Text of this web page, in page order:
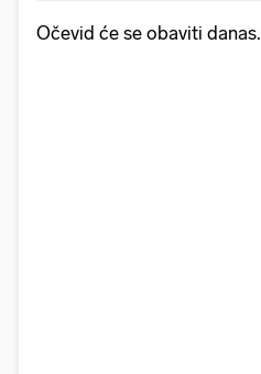
Očevid će se obaviti danas.